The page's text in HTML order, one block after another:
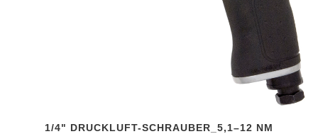
1/4" DRUCKLUFT-SCHRAUBER_5,1–12 NM